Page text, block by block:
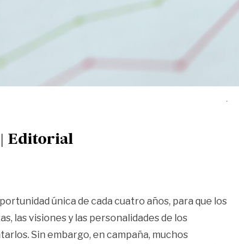
| Editorial
única de cada cuatro años, para que los
las visiones y las personalidades de los
Sin embargo, en campaña, muchos